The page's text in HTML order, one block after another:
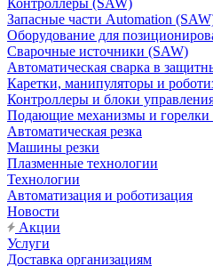
Контроллеры (SAW)
Запасные части Automation
Оборудование для
Сварочные источники (SAW)
Автоматическая сварка в
Каретки, манипуляторы и
Контроллеры и блоки
Подающие механизмы и
Автоматическая резка
Машины резки
Плазменные технологии
Технологии
Автоматизация и роботизация
Новости
Акции
Услуги
Доставка организациям